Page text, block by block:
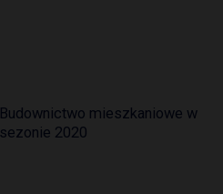
Budownictwo mieszkaniowe w
sezonie 2020